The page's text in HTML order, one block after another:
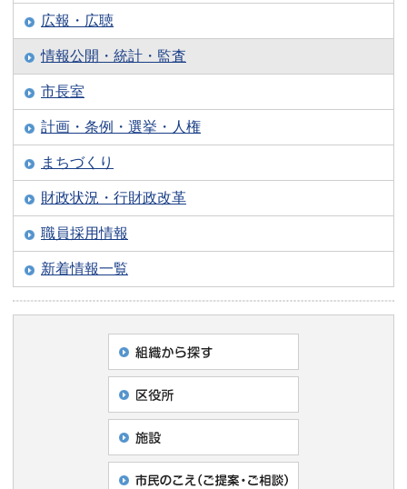
広報・広聴
情報公開・統計・監査
市長室
計画・条例・選挙・人権
まちづくり
財政状況・行財政改革
職員採用情報
新着情報一覧